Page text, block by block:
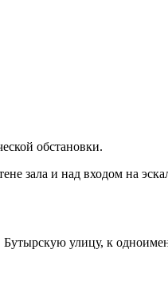
обстановки.
зала и над входом на
улицу, к